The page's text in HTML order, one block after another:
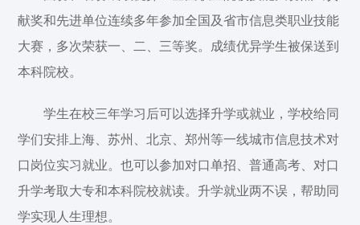
献奖和先进单位连续多年参加全国及省市信息类职业技能
大赛，多次荣获一、二、三等奖。成绩优异学生被保送到
本科院校。
学生在校三年学习后可以选择升学或就业，学校给同
学们安排上海、苏州、北京、郑州等一线城市信息技术对
口岗位实习就业。也可以参加对口单招、普通高考、对口
升学考取大专和本科院校就读。升学就业两不误，帮助同
学实现人生理想。